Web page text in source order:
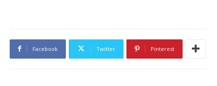
Facebook Twitter Pinterest